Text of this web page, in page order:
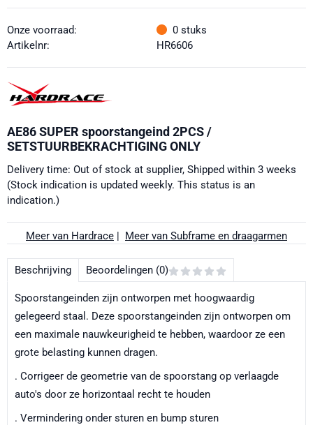
Onze voorraad: 0 stuks
Artikelnr:
HR6606
AE86 SUPER spoorstangeind 2PCS /
SETSTUURBEKRACHTIGING ONLY
Delivery time: Out of stock at supplier, Shipped within 3 weeks
(Stock indication is updated weekly. This status is an
indication.)
Meer van Hardrace | Meer van Subframe en draagarmen
Beschrijving Beoordelingen (0)
Spoorstangeinden zijn ontworpen met hoogwaardig
gelegeerd staal. Deze spoorstangeinden zijn ontworpen om
een maximale nauwkeurigheid te hebben, waardoor ze een
grote belasting kunnen dragen.
. Corrigeer de geometrie van de spoorstang op verlaagde
auto's door ze horizontaal recht te houden
. Vermindering onder sturen en bump sturen